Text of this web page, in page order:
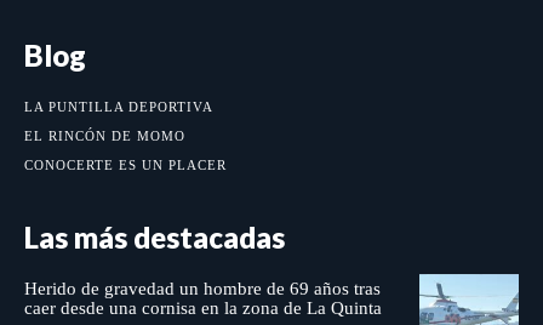
Blog
LA PUNTILLA DEPORTIVA
EL RINCÓN DE MOMO
CONOCERTE ES UN PLACER
Las más destacadas
Herido de gravedad un hombre de 69 años tras
caer desde una cornisa en la zona de La Quinta